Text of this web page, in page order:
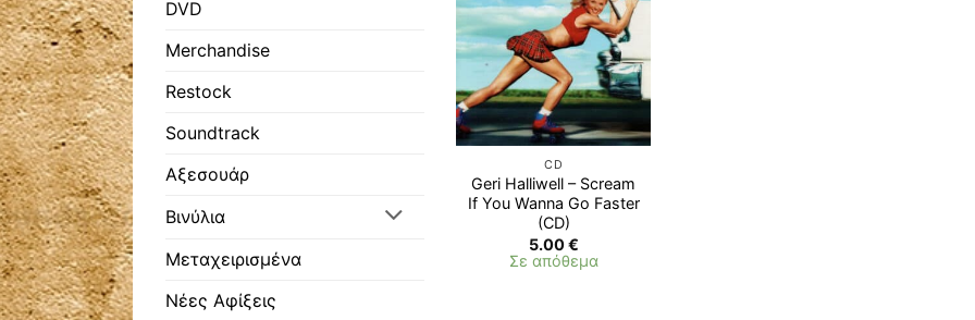
DVD
Merchandise
Restock
Soundtrack
Αξεσουάρ
Βινύλια
Μεταχειρισμένα
Νέες Αφίξεις
Προσθήκη
στη λίστα
επιθυμιών
CD
Geri Halliwell – Scream
If You Wanna Go Faster
(CD)
5.00€
Σε απόθεμα